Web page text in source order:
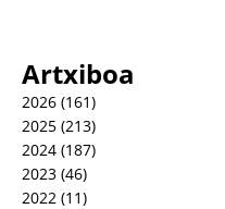
Artxiboa
2026 (161)
2025 (213)
2024 (187)
2023 (46)
2022 (11)